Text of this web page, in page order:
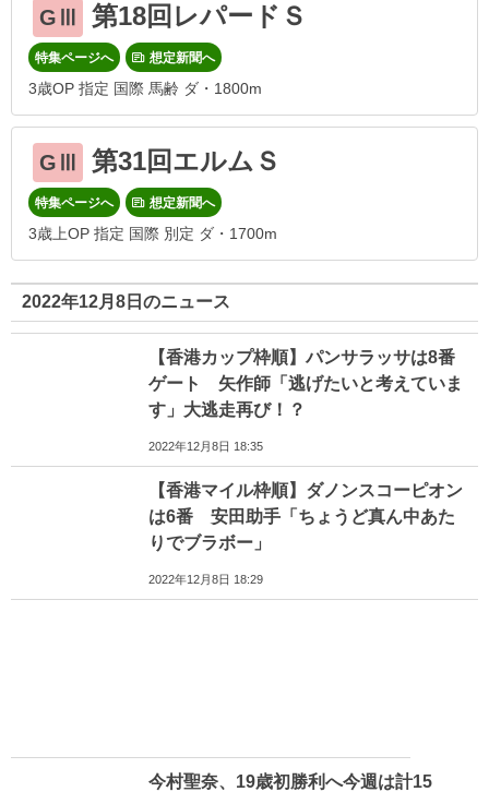
GⅢ 第18回レパードＳ
特集ページへ 想定新聞へ
3歳OP 指定 国際 馬齢 ダ・1800m
GⅢ 第31回エルムＳ
特集ページへ 想定新聞へ
3歳上OP 指定 国際 別定 ダ・1700m
2022年12月8日のニュース
【香港カップ枠順】パンサラッサは8番
ゲート 矢作師「逃げたいと考えていま
す」大逃走再び！？
2022年12月8日 18:35
【香港マイル枠順】ダノンスコーピオン
は6番 安田助手「ちょうど真ん中あた
りでブラボー」
2022年12月8日 18:29
今村聖奈、19歳初勝利へ今週は計15